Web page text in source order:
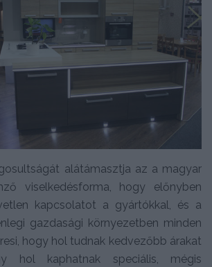
alátámasztja az a magyar
viselkedésforma, hogy előnyben
kapcsolatot a gyártókkal, és a
gazdasági környezetben minden
hogy hol tudnak kedvezőbb árakat
hol kaphatnak speciális, mégis